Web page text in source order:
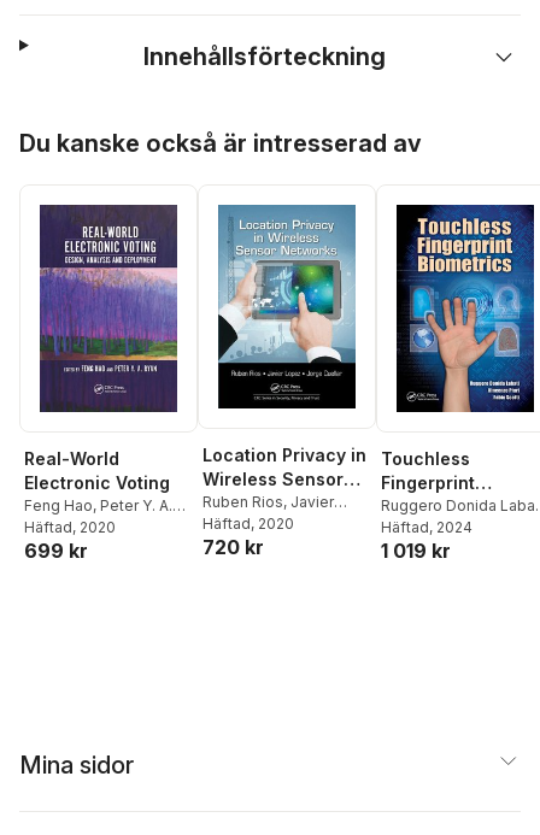
Innehållsförteckning
Du kanske också är intresserad av
Real-World
Electronic Voting
Feng Hao, Peter Y. A.
Ryan
Häftad, 2020
699 kr
Location Privacy in
Wireless Sensor
Networks
Ruben Rios, Javier
Lopez, Jorge Cuellar
Häftad, 2020
720 kr
Touchless
Fingerprint
Biometrics
Ruggero Donida
Vincenzo Piuri
Scotti
Häftad, 2024
1 019 kr
Mina sidor